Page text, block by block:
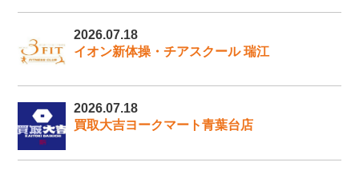
2026.07.18
イオン新体操・チアスクール 瑞江
2026.07.18
買取大吉ヨークマート青葉台店